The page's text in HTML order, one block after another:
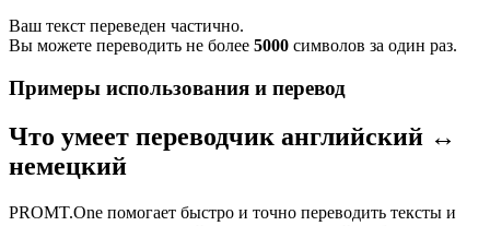
Ваш текст переведен частично.
Вы можете переводить не более 5000 символов за один раз.
Примеры использования и перевод
Что умеет переводчик английский ↔
немецкий
PROMT.One помогает быстро и точно переводить тексты и